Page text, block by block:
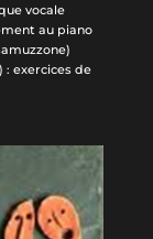
vocale
au piano
: exercices de